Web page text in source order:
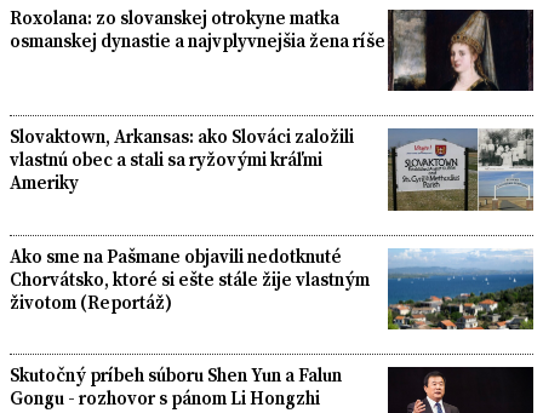
Roxolana: zo slovanskej otrokyne matka
osmanskej dynastie a najvplyvnejšia žena ríše
Slovaktown, Arkansas: ako Slováci založili
vlastnú obec a stali sa ryžovými kráľmi
Ameriky
Ako sme na Pašmane objavili nedotknuté
Chorvátsko, ktoré si ešte stále žije vlastným
životom (Reportáž)
Skutočný príbeh súboru Shen Yun a Falun
Gongu - rozhovor s pánom Li Hongzhi